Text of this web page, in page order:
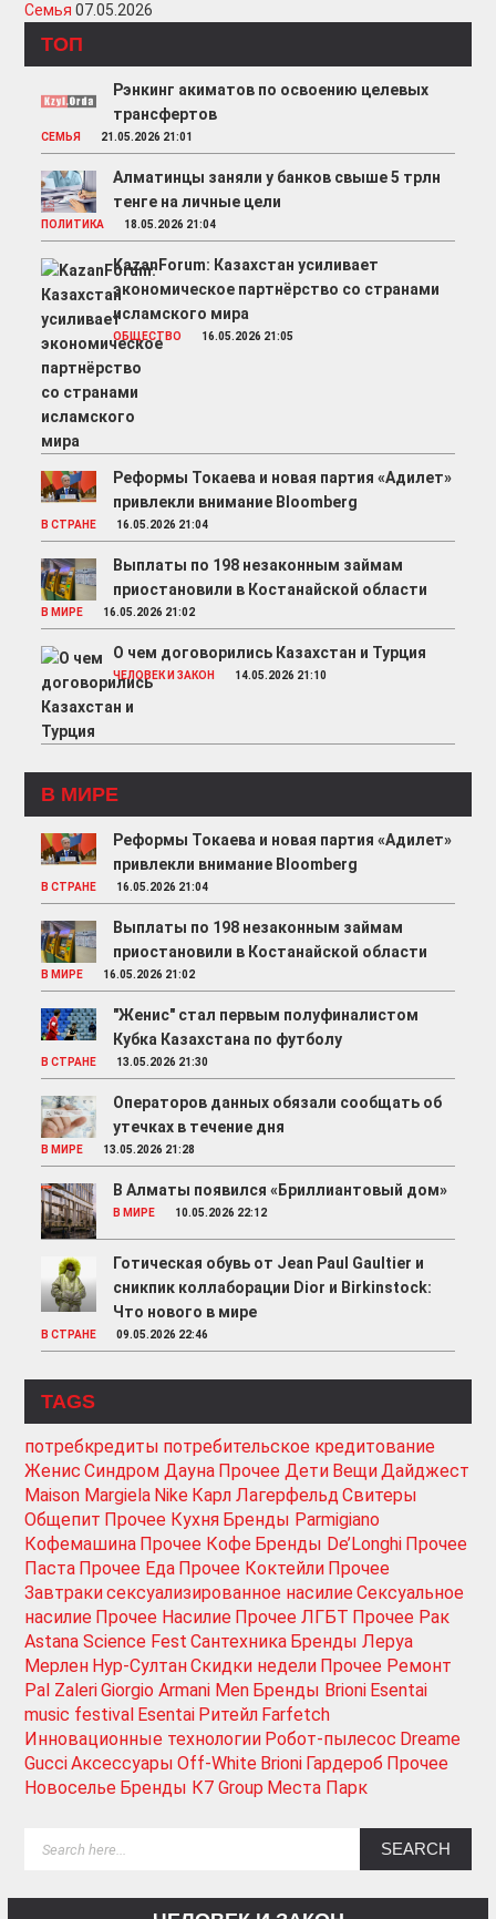
Семья 07.05.2026
ТОП
Рэнкинг акиматов по освоению целевых
трансфертов
СЕМЬЯ 21.05.2026 21:01
Алматинцы заняли у банков свыше 5 трлн
тенге на личные цели
ПОЛИТИКА 18.05.2026 21:04
KazanForum: Казахстан усиливает
экономическое партнёрство со странами
исламского мира
ОБЩЕСТВО 16.05.2026 21:05
Реформы Токаева и новая партия «Адилет»
привлекли внимание Bloomberg
В СТРАНЕ 16.05.2026 21:04
Выплаты по 198 незаконным займам
приостановили в Костанайской области
В МИРЕ 16.05.2026 21:02
О чем договорились Казахстан и Турция
ЧЕЛОВЕК И ЗАКОН 14.05.2026 21:10
В МИРЕ
Реформы Токаева и новая партия «Адилет»
привлекли внимание Bloomberg
В СТРАНЕ 16.05.2026 21:04
Выплаты по 198 незаконным займам
приостановили в Костанайской области
В МИРЕ 16.05.2026 21:02
"Женис" стал первым полуфиналистом
Кубка Казахстана по футболу
В СТРАНЕ 13.05.2026 21:30
Операторов данных обязали сообщать об
утечках в течение дня
В МИРЕ 13.05.2026 21:28
В Алматы появился «Бриллиантовый дом»
В МИРЕ 10.05.2026 22:12
Готическая обувь от Jean Paul Gaultier и
сникпик коллаборации Dior и Birkinstock:
Что нового в мире
В СТРАНЕ 09.05.2026 22:46
TAGS
потребкредиты потребительское кредитование
Женис Синдром Дауна Прочее Дети ВещиДайджест
Maison Margiela Nike Карл ЛагерфельдСвитеры
Общепит Прочее Кухня Бренды Parmigiano
Кофемашина Прочее Кофе Бренды De’Longhi Прочее
Паста Прочее Еда Прочее Коктейли Прочее
Завтракисексуализированное насилиеСексуальное
насилие Прочее Насилие Прочее ЛГБТ Прочее Рак
Astana Science Fest Сантехника Бренды Леруа
Мерлен Нур-СултанСкидки недели Прочее Ремонт
Pal ZaleriGiorgio Armani Men Бренды Brioni Esentai
music festival Esentai Ритейл Farfetch
Инновационные технологии Робот-пылесос Dreame
GucciАксессуары Off-White Brioni Гардероб Прочее
Новоселье Бренды К7 Group Места Парк